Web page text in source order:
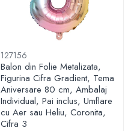
127156
Balon din Folie Metalizata,
Figurina Cifra Gradient, Tema
Aniversare 80 cm, Ambalaj
Individual, Pai inclus, Umflare
cu Aer sau Heliu, Coronita,
Cifra 3